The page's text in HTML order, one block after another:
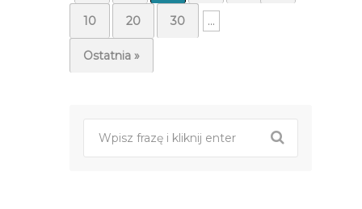
10 20 30 ...
Ostatnia »